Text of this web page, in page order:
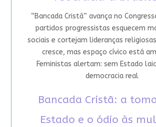
“Bancada Cristã” avança no
partidos progressistas esquecem
sociais e cortejam lideranças
cresce, mas espaço cívico está
Feministas alertam: sem Estado
democracia real
Bancada Cristã: a
Estado e o ódio às